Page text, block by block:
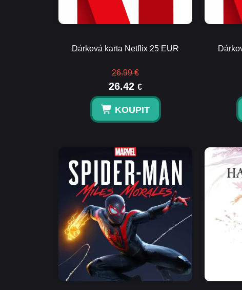
Dárková karta Netflix 25 EUR
26.99 €
26.42 €
KOUPIT